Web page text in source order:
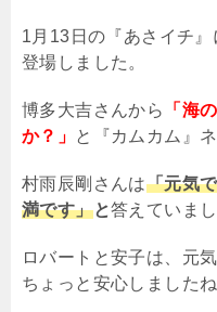
1月13日の『あさイチ
登場しました。
博多大吉さんから
「海
か？」 と『カムカム』
村雨辰剛さんは「元気
満です」と答えていまし
ロバートと安子は、元
ちょっと安心しましたね